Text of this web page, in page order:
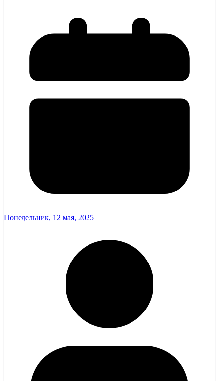
Понедельник, 12 мая, 2025